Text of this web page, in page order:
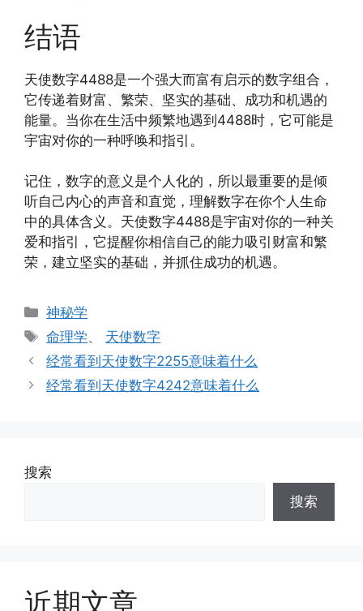
结语
天使数字4488是一个强大而富有启示的数字组合，
它传递着财富、繁荣、坚实的基础、成功和机遇的
能量。当你在生活中频繁地遇到4488时，它可能是
宇宙对你的一种呼唤和指引。
记住，数字的意义是个人化的，所以最重要的是倾
听自己内心的声音和直觉，理解数字在你个人生命
中的具体含义。天使数字4488是宇宙对你的一种关
爱和指引，它提醒你相信自己的能力吸引财富和繁
荣，建立坚实的基础，并抓住成功的机遇。
分
类
神秘学
标
签
命理学、 天使数字
经常看到天使数字2255意味着什么
经常看到天使数字4242意味着什么
搜索
搜索
近期文章